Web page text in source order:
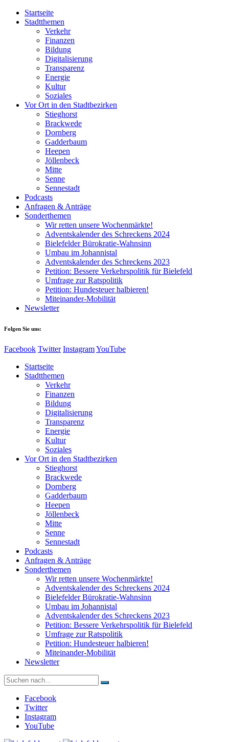
Startseite
Stadtthemen
Verkehr
Finanzen
Bildung
Digitalisierung
Transparenz
Energie
Kultur
Soziales
Vor Ort in den Stadtbezirken
Stieghorst
Brackwede
Dornberg
Gadderbaum
Heepen
Jöllenbeck
Mitte
Senne
Sennestadt
Podcasts
Anfragen & Anträge
Sonderthemen
Wir retten unsere Wochenmärkte!
Adventskalender des Schreckens 2024
Bielefelder Bürokratie-Wahnsinn
Umbau im Johannistal
Adventskalender des Schreckens 2023
Petition: Bessere Verkehrspolitik für Bielefeld​​
Umfrage zur Ratspolitik
Petition: Hundesteuer halbieren!
Miteinander-Mobilität
Newsletter
Folgen Sie uns:
Facebook Twitter InstagramYouTube
Startseite
Stadtthemen
Verkehr
Finanzen
Bildung
Digitalisierung
Transparenz
Energie
Kultur
Soziales
Vor Ort in den Stadtbezirken
Stieghorst
Brackwede
Dornberg
Gadderbaum
Heepen
Jöllenbeck
Mitte
Senne
Sennestadt
Podcasts
Anfragen & Anträge
Sonderthemen
Wir retten unsere Wochenmärkte!
Adventskalender des Schreckens 2024
Bielefelder Bürokratie-Wahnsinn
Umbau im Johannistal
Adventskalender des Schreckens 2023
Petition: Bessere Verkehrspolitik für Bielefeld​​
Umfrage zur Ratspolitik
Petition: Hundesteuer halbieren!
Miteinander-Mobilität
Newsletter
Suche
nach:
Facebook
Twitter
Instagram
YouTube